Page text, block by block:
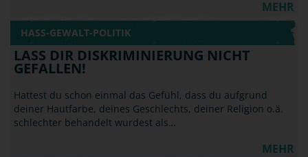
MEHR
HASS-GEWALT-POLITIK
LASS DIR DISKRIMINIERUNG NICHT
GEFALLEN!
Hattest du schon einmal das Gefühl, dass du aufgrund
deiner Hautfarbe, deines Geschlechts, deiner Religion o.ä.
schlechter behandelt wurdest als…
MEHR